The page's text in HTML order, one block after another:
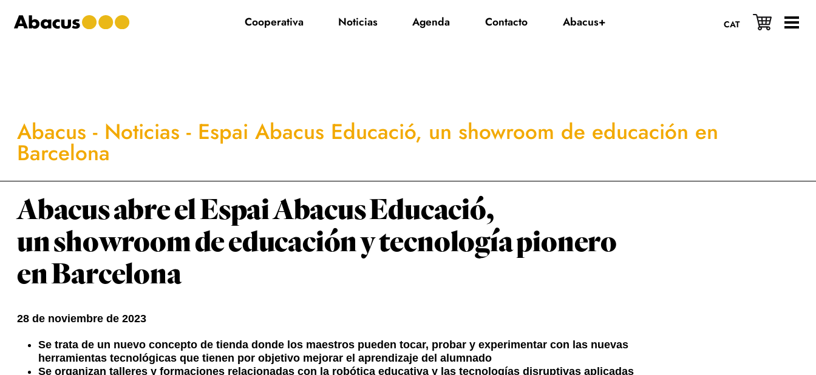
al
a
al
Cooperativa Noticias Agenda Contacto Abacus+ CAT
Abacus - Noticias - Espai Abacus Educació, un showroom de educación en
Barcelona
Abacus abre el Espai Abacus Educació,
un showroom de educación y tecnología pionero
en Barcelona
28 de noviembre de 2023
Se trata de un nuevo concepto de tienda donde los maestros pueden tocar, probar y experimentar con las nuevas
herramientas tecnológicas que tienen por objetivo mejorar el aprendizaje del alumnado
Se organizan talleres y formaciones relacionadas con la robótica educativa y las tecnologías disruptivas aplicadas